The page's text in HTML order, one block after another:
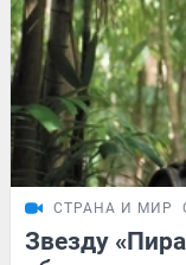
СТРАНА И МИР
Звезду